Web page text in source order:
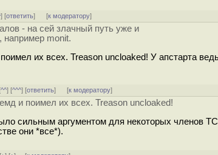
] [ответить] [к модератору]
- на сей злачный путь уже и
например monit.
их всех. Treason uncloaked! У апстарта
^^] [^^^] [ответить] [к модератору]
и поимел их всех. Treason uncloaked!
сильным аргументом для некоторых членов
они *все*).